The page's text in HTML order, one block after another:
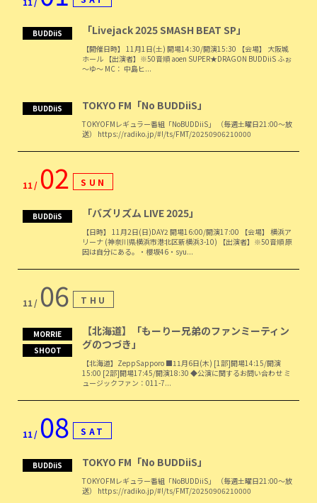
BUDDiiS 「Livejack 2025 SMASH BEAT SP」
【開催日時】 11月1日(土) 開場14:30/開演15:30 【会場】 大阪城
ホール 【出演者】※50音順 aoen SUPER★DRAGON BUDDiiS ふぉ
～ゆ～ MC： 中島ヒ...
BUDDiiS TOKYO FM「No BUDDiiS」
TOKYOFMレギュラー番組「NoBUDDiiS」 （毎週土曜日21:00〜放
送） https://radiko.jp/#!/ts/FMT/20250906210000
11 02 SUN
BUDDiiS 「バズリズム LIVE 2025」
【日時】 11月2日(日)DAY2 開場16:00/開演17:00 【会場】 横浜ア
リーナ (神奈川県横浜市港北区新横浜3-10) 【出演者】※50音順 原
因は自分にある。・櫻坂46・syu...
11 06 THU
MORRIE
SHOOT
【北海道】「もーりー兄弟のファンミーティン
グのつづき」
【北海道】ZeppSapporo ■11月6日(木) [1部]開場14:15/開演
15:00 [2部]開場17:45/開演18:30 ◆公演に関するお問い合わせ ミ
ュージックファン：011-7...
11 08 SAT
BUDDiiS TOKYO FM「No BUDDiiS」
TOKYOFMレギュラー番組「NoBUDDiiS」 （毎週土曜日21:00〜放
送） https://radiko.jp/#!/ts/FMT/20250906210000